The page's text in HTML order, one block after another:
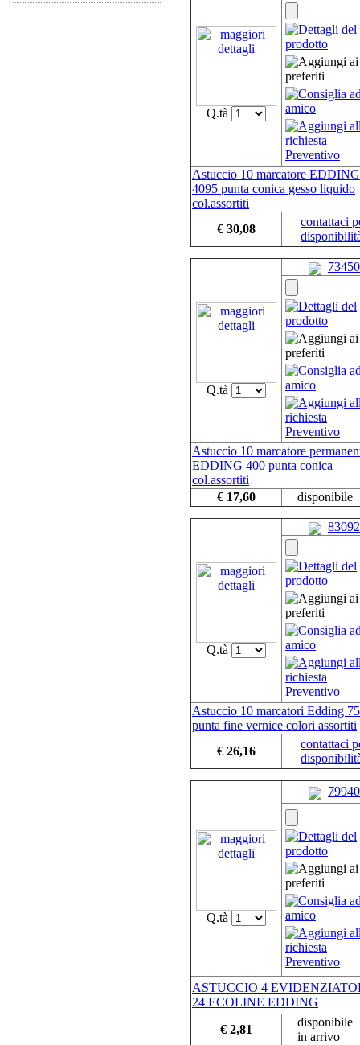
Q.tà
Astuccio 10 marcatore EDDING
4095 punta conica gesso liquido
col.assortiti
€ 30,08
contattaci
Q.tà
73450
Astuccio 10 marcatore
EDDING 400 punta conica
col.assortiti
€ 17,60
disponibile
Q.tà
83092
Astuccio 10 marcatori Edding
punta fine vernice colori assortiti
€ 26,16
contattaci
Q.tà
79940
ASTUCCIO 4
24 ECOLINE EDDING
€ 2,81
disponibile
in arrivo